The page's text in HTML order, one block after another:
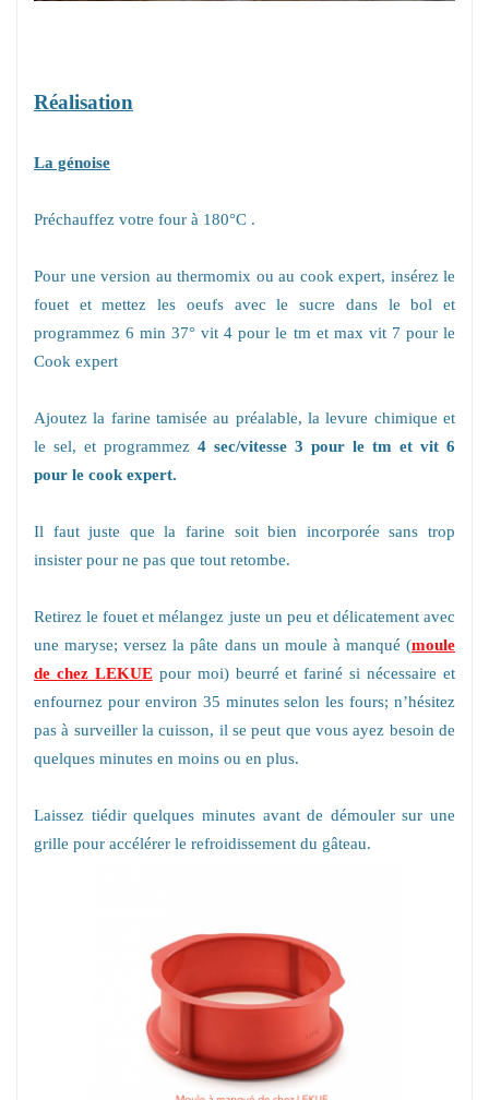
Réalisation
La génoise
Préchauffez votre four à 180°C .
Pour une version au thermomix ou au cook expert, insérez le
fouet et mettez les oeufs avec le sucre dans le bol et
programmez 6 min 37° vit 4 pour le tm et max vit 7 pour le
Cook expert
Ajoutez la farine tamisée au préalable, la levure chimique et
le sel, et programmez 4 sec/vitesse 3 pour le tm et vit 6
pour le cook expert.
Il faut juste que la farine soit bien incorporée sans trop
insister pour ne pas que tout retombe.
Retirez le fouet et mélangez juste un peu et délicatement avec
une maryse; versez la pâte dans un moule à manqué (moule
de chez LEKUE pour moi) beurré et fariné si nécessaire et
enfournez pour environ 35 minutes selon les fours; n’hésitez
pas à surveiller la cuisson, il se peut que vous ayez besoin de
quelques minutes en moins ou en plus.
Laissez tiédir quelques minutes avant de démouler sur une
grille pour accélérer le refroidissement du gâteau.